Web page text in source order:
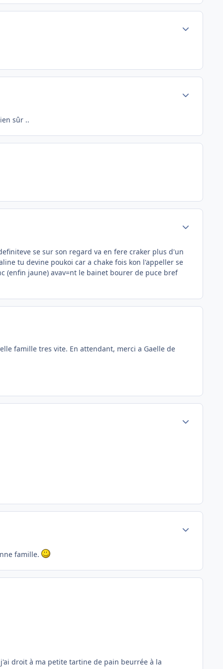
sûr ..
se sur son regard va en fere craker plus d'un
tu devine poukoi car a chake fois kon l'appeller se
(enfin jaune) avav=nt le bainet bourer de puce bref
famille tres vite. En attendant, merci a Gaelle de
famille.
droit à ma petite tartine de pain beurrée à la